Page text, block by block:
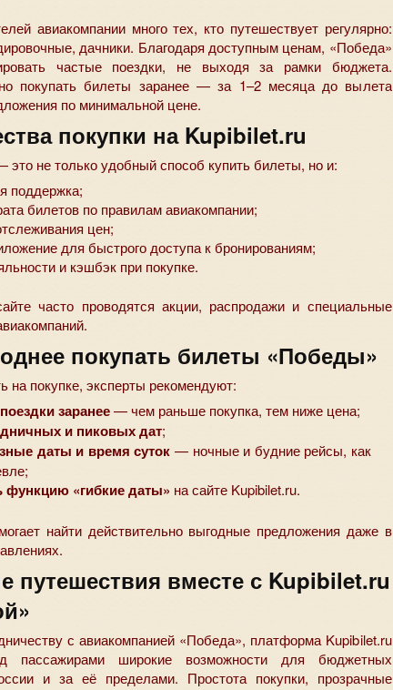
авиакомпании много тех, кто путешествует регулярно:
дачники. Благодаря доступным ценам, «Победа»
частые поездки, не выходя за рамки бюджета.
покупать билеты заранее — за 1–2 месяца до вылета
по минимальной цене.
покупки на Kupibilet.ru
это не только удобный способ купить билеты, но и:
поддержка;
билетов по правилам авиакомпании;
цен;
для быстрого доступа к бронированиям;
и кэшбэк при покупке.
часто проводятся акции, распродажи и специальные
покупать билеты «Победы»
на покупке, эксперты рекомендуют:
заранее— чем раньше покупка, тем ниже цена;
и пиковых дат;
даты и время суток — ночные и будние рейсы, как
функцию «гибкие даты» на сайте Kupibilet.ru.
найти действительно выгодные предложения даже в
путешествия вместе с Kupibilet.ru
с авиакомпанией «Победа», платформа Kupibilet.ru
пассажирами широкие возможности для бюджетных
и за её пределами. Простота покупки, прозрачные